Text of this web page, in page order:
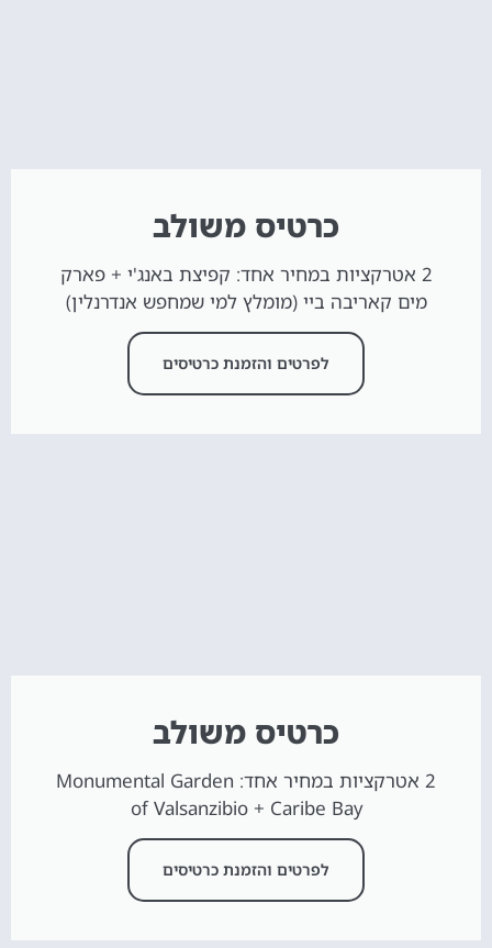
כרטיס משולב
2 אטרקציות במחיר אחד: קפיצת באנג'י + פארק
מים קאריבה ביי (מומלץ למי שמחפש אנדרנלין)
לפרטים והזמנת כרטיסים
כרטיס משולב
2 אטרקציות במחיר אחד: Monumental Garden
of Valsanzibio + Caribe Bay
לפרטים והזמנת כרטיסים